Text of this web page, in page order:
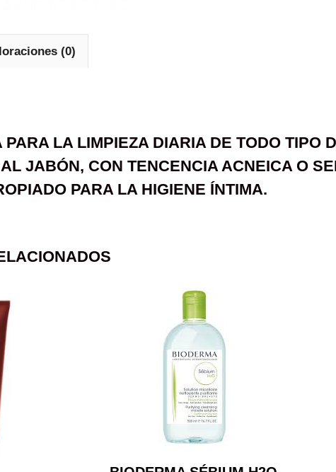
(0)
LA LIMPIEZA DIARIA DE TODO TIPO
JABÓN, CON TENCENCIA ACNEICA O
PARA LA HIGIENE ÍNTIMA.